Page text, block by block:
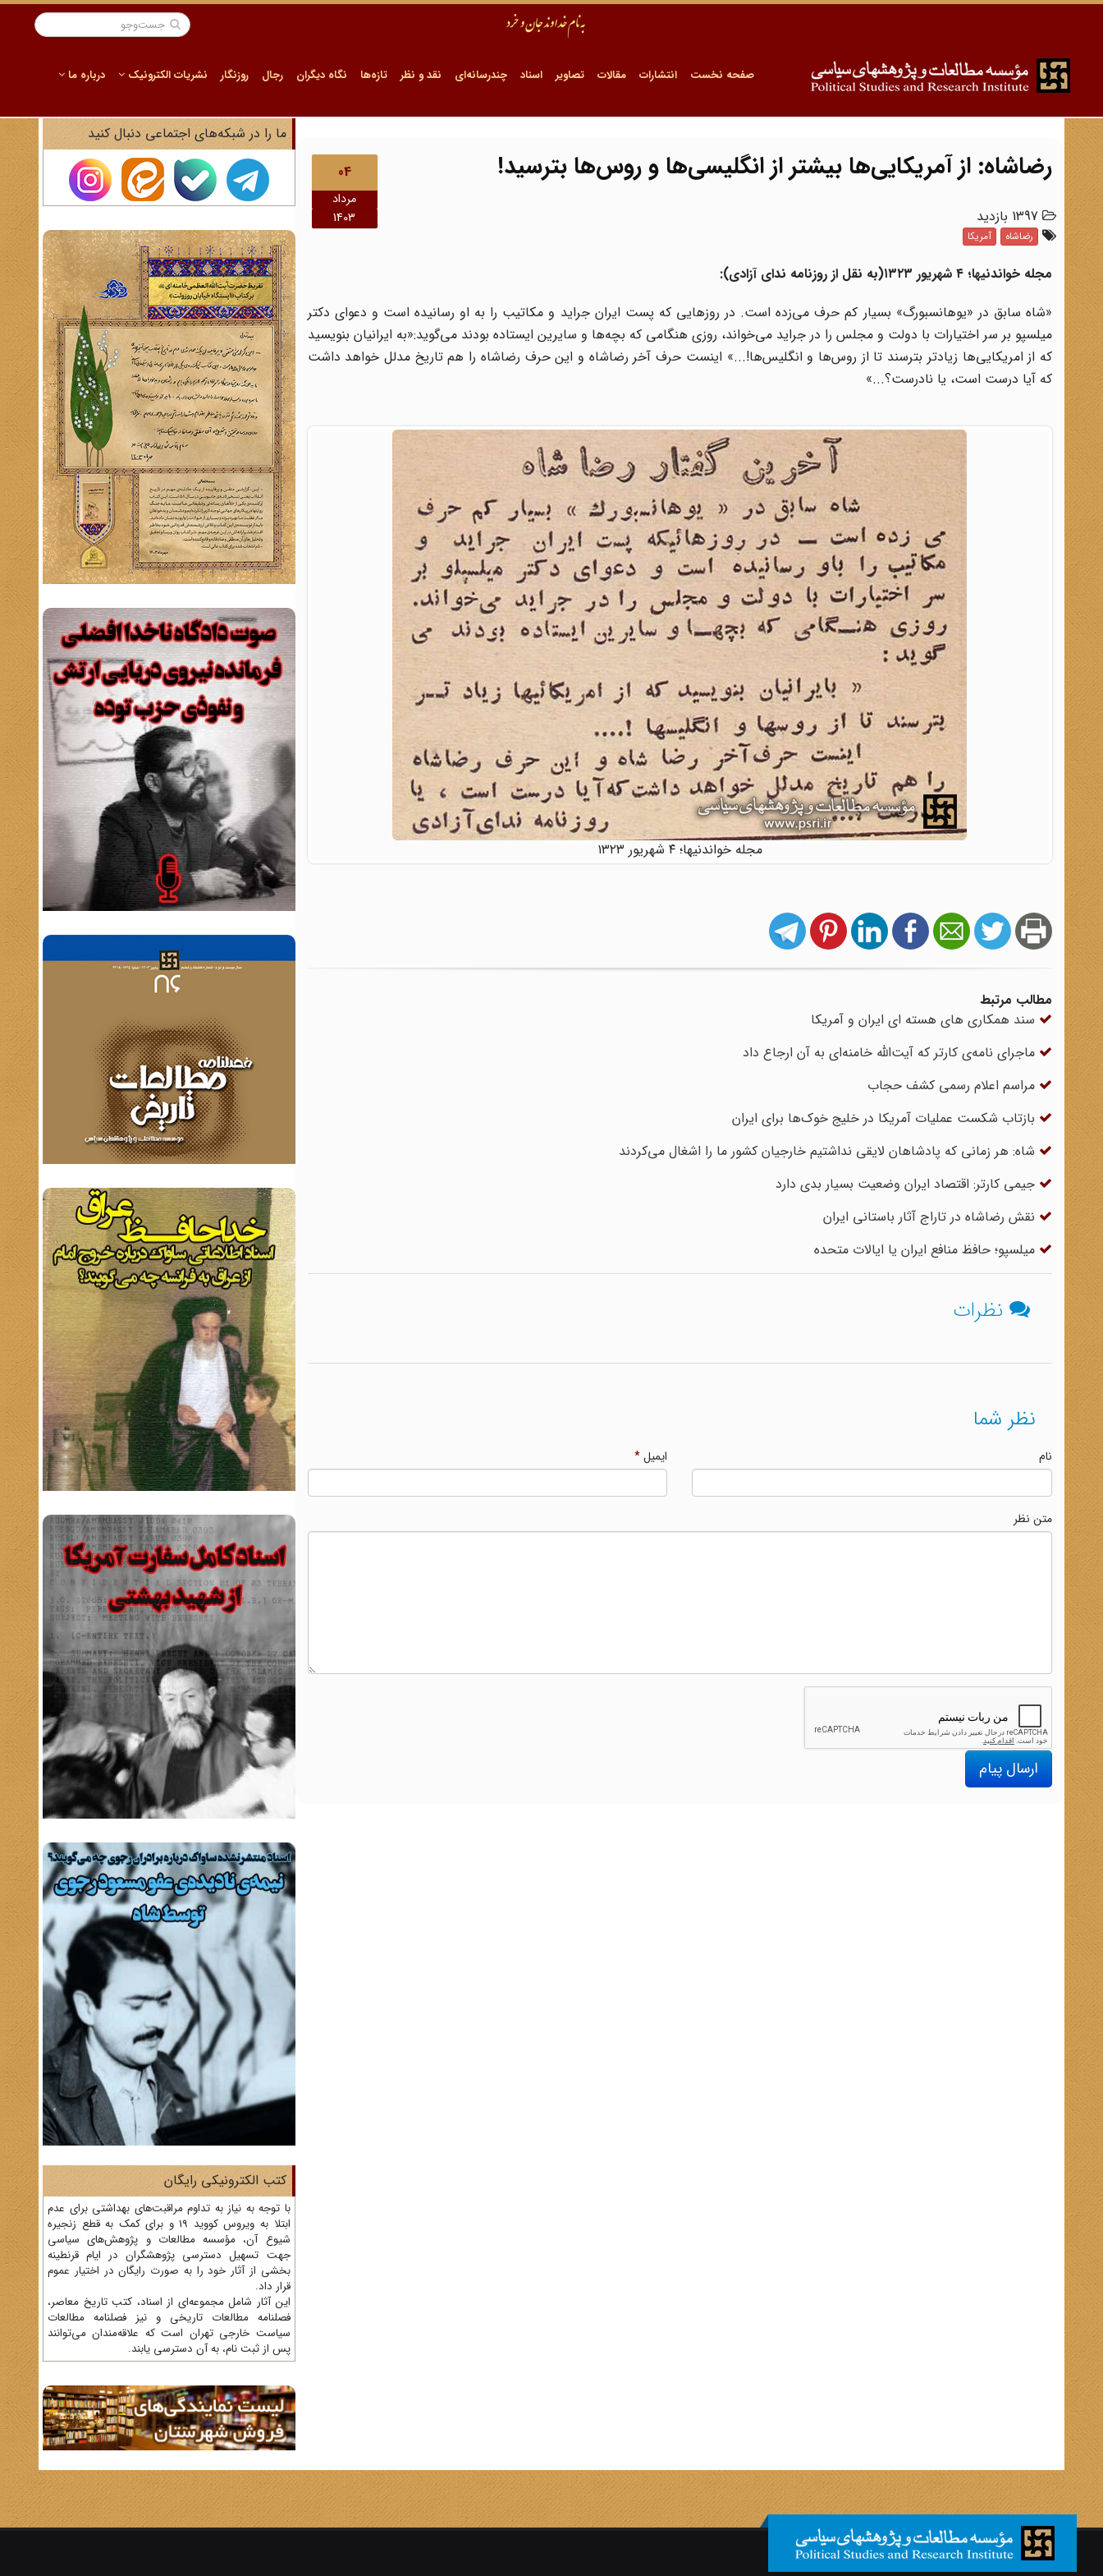
صفحه نخست انتشارات مقالات تصاویر اسناد چندرسانه‌ای نقد و نظر تازه‌ها نگاه دیگران رجال روزنگار نشریات الکترونیک درباره ما
04
مرداد
1403
رضاشاه: از آمریکایی‌ها بیشتر از انگلیسی‌ها و روس‌ها بترسید!
رضاشاه آمریکا
مجله خواندنیها؛ ۴ شهریور ۱۳۲۳(به نقل از روزنامه ندای آزادی):
«شاه سابق در «یوهانسبورگ» بسیار کم حرف می‌زده است. در روزهایی که پست ایران جراید و مکاتیب را به او رسانیده است و دعوای دکتر
میلسپو بر سر اختیارات با دولت و مجلس را در جراید می‌خواند، روزی هنگامی که بچه‌ها و سایرین ایستاده بودند می‌گوید:«به ایرانیان بنویسید
که از امریکایی‌ها زیادتر بترسند تا از روس‌ها و انگلیس‌ها!...» اینست حرف آخر رضاشاه و این حرف رضاشاه را هم تاریخ مدلل خواهد داشت
که آیا درست است، یا نادرست؟...»
مجله خواندنیها؛ ۴ شهریور ۱۳۲۳
مطالب مرتبط
سند همکاری های هسته ای ایران و آمریکا
ماجرای نامه‌ی کارتر که آیت‌الله خامنه‌ای به آن ارجاع داد
مراسم اعلام رسمی کشف حجاب
بازتاب شکست عملیات آمریکا در خلیج خوک‌ها برای ایران
شاه: هر زمانی که پادشاهان لایقی نداشتیم خارجیان کشور ما را اشغال می‌کردند
جیمی کارتر: اقتصاد ایران وضعیت بسیار بدی دارد
نقش رضاشاه در تاراج آثار باستانی ایران
میلسپو؛ حافظ منافع ایران یا ایالات متحده
نظرات
نظر شما
نام ایمیل*
متن نظر
ارسال پیام
ما را در شبکه‌های اجتماعی دنبال کنید
کتب الکترونیکی رایگان
با توجه به نیاز به تداوم مراقبت‌های بهداشتی برای عدم
ابتلا به ویروس کووید 19 و برای کمک به قطع زنجیره
شیوع آن، مؤسسه مطالعات و پژوهش‌های سیاسی
جهت تسهیل دسترسی پژوهشگران در ایام قرنطینه
بخشی از آثار خود را به صورت رایگان در اختیار عموم
قرار داد.
این آثار شامل مجموعه‌ای از اسناد، کتب تاریخ معاصر،
فصلنامه‌ مطالعات تاریخی و نیز فصلنامه مطالعات
سیاست خارجی تهران است که علاقه‌مندان می‌توانند
پس از ثبت نام، به آن دسترسی یابند.